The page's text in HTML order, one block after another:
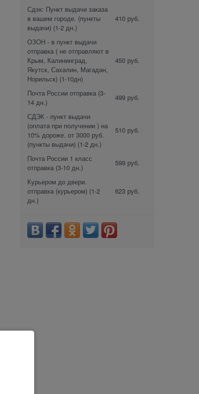
Сдэк: Пункт выдачи заказа
в вашем городе. (пункты
выдачи) (1-2 дн.)
410 руб.
ОЗОН - в пункт выдачи
отправка ( не отправляют в
Крым, Калининград,
Якутск, Сахалин, Магадан,
Норильск) (1-10дн)
450 руб.
Почта России отправка (3-
14 дн.)
499 руб.
СДЭК - пункт выдачи
(оплата при получении ) на
10% дороже. от 3000 руб.
(пункты выдачи) (1-2 дн.)
510 руб.
Почта России 1 класс
отправка (3-10 дн.)
599 руб.
Курьером до двери.
отправка (курьером) (1-2
дн.)
623 руб.